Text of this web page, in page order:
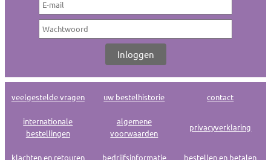
veelgestelde vragen uw bestelhistorie contact
internationale
bestellingen
algemene
voorwaarden
privacyverklaring
klachten en retouren bedrijfsinformatie bestellen en betalen